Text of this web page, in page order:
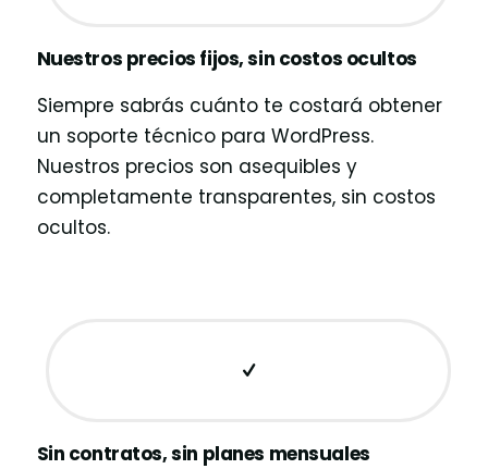
Nuestros precios fijos, sin costos ocultos
Siempre sabrás cuánto te costará obtener
un soporte técnico para WordPress.
Nuestros precios son asequibles y
completamente transparentes, sin costos
ocultos.
Sin contratos, sin planes mensuales